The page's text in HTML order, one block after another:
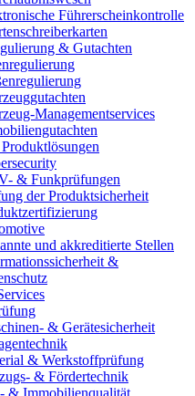
Führerscheinkontrolle
& Gutachten
Managementservices
& Funkprüfungen
der Produktsicherheit
und akkreditierte Stellen
&
& Gerätesicherheit
& Werkstoffprüfung
& Fördertechnik
& Immobilienqualität